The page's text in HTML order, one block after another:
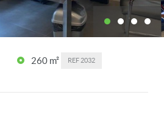
260 m² REF 2032